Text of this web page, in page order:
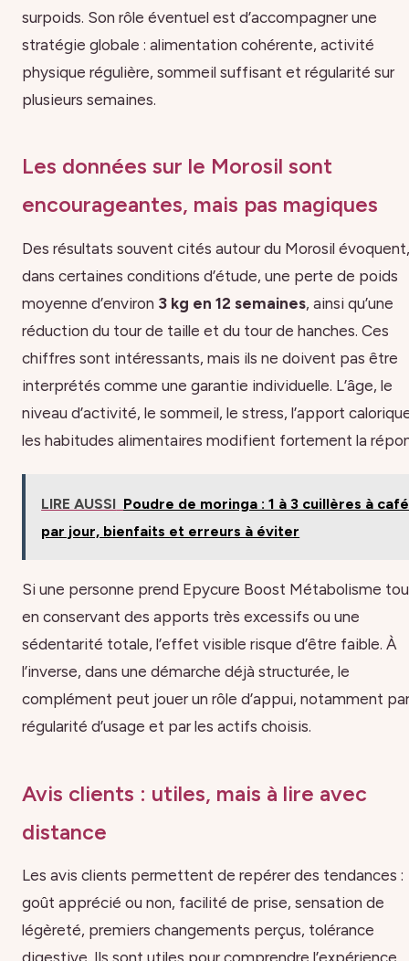
surpoids. Son rôle éventuel est d’accompagner une
stratégie globale : alimentation cohérente, activité
physique régulière, sommeil suffisant et régularité sur
plusieurs semaines.
Les données sur le Morosil sont
encourageantes, mais pas magiques
Des résultats souvent cités autour du Morosil évoquent,
dans certaines conditions d’étude, une perte de poids
moyenne d’environ 3 kg en 12 semaines, ainsi qu’une
réduction du tour de taille et du tour de hanches. Ces
chiffres sont intéressants, mais ils ne doivent pas être
interprétés comme une garantie individuelle. L’âge, le
niveau d’activité, le sommeil, le stress, l’apport
les habitudes alimentaires modifient fortement la
LIRE AUSSI Poudre de moringa : 1 à 3 cuillères à café
par jour, bienfaits et erreurs à éviter
Si une personne prend Epycure Boost Métabolisme
en conservant des apports très excessifs ou une
sédentarité totale, l’effet visible risque d’être faible. À
l’inverse, dans une démarche déjà structurée, le
complément peut jouer un rôle d’appui, notamment
régularité d’usage et par les actifs choisis.
Avis clients : utiles, mais à lire avec
distance
Les avis clients permettent de repérer des tendances :
goût apprécié ou non, facilité de prise, sensation de
légèreté, premiers changements perçus, tolérance